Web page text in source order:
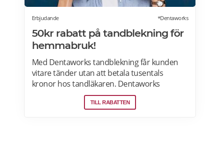
Erbjudande *Dentaworks
50kr rabatt på tandblekning för
hemmabruk!
Med Dentaworks tandblekning får kunden
vitare tänder utan att betala tusentals
kronor hos tandläkaren. Dentaworks
erbjuder exklusiva produkter för vitare
tänder. Det är samma blekmetod som
TILL RABATTEN